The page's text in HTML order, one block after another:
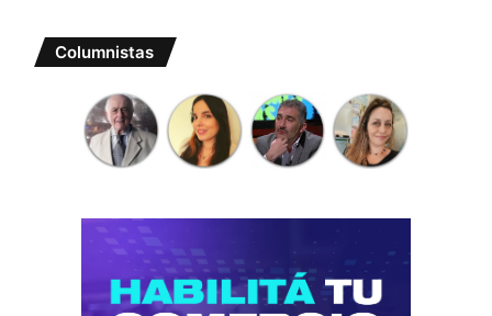
Columnistas